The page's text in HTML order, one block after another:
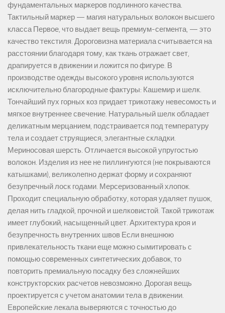
фундаментальных маркеров подлинного качества.
Тактильный маркер — магия натуральных волокон высшего
класса Первое, что выдает вещь премиум-сегмента, — это
качество текстиля. Дороговизна материала считывается на
расстоянии благодаря тому, как ткань отражает свет,
драпируется в движении и ложится по фигуре. В
производстве одежды высокого уровня используются
исключительно благородные фактуры: Кашемир и шелк.
Тончайший пух горных коз придает трикотажу невесомость и
мягкое внутреннее свечение. Натуральный шелк обладает
деликатным мерцанием, подстраивается под температуру
тела и создает струящиеся, элегантные складки.
Мериносовая шерсть. Отличается высокой упругостью
волокон. Изделия из нее не пиллингуются (не покрываются
катышками), великолепно держат форму и сохраняют
безупречный лоск годами. Мерсеризованный хлопок.
Проходит специальную обработку, которая удаляет пушок,
делая нить гладкой, прочной и шелковистой. Такой трикотаж
имеет глубокий, насыщенный цвет. Архитектура кроя и
безупречность внутренних швов Если внешнюю
привлекательность ткани еще можно сымитировать с
помощью современных синтетических добавок, то
повторить премиальную посадку без сложнейших
конструкторских расчетов невозможно. Дорогая вещь
проектируется с учетом анатомии тела в движении.
Европейские лекала выверяются с точностью до